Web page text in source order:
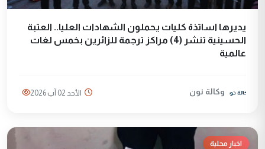
يديرها اساتذة كليات يحملون الشهادات العليا.. العتبة
الحسينية تنشر (4) مراكز ترجمة للزائرين بخمس لغات
عالمية
وكالة نون الأحد 02 آب 2026
اخبار محلية